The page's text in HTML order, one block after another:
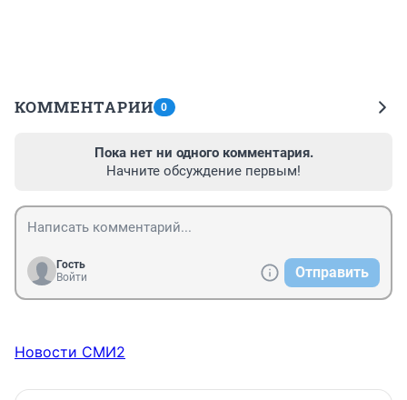
КОММЕНТАРИИ 0
Пока нет ни одного комментария.
Начните обсуждение первым!
Гость
Войти
Отправить
Новости СМИ2